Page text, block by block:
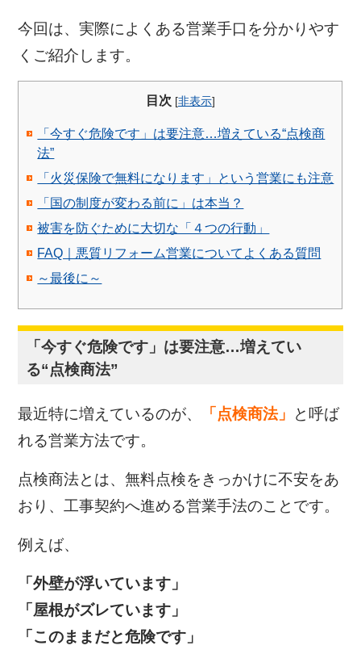
今回は、実際によくある営業手口を分かりやす
くご紹介します。
目次 [非表示]
「今すぐ危険です」は要注意…増えている“点検商
法”
「火災保険で無料になります」という営業にも注意
「国の制度が変わる前に」は本当？
被害を防ぐために大切な「４つの行動」
FAQ｜悪質リフォーム営業についてよくある質問
～最後に～
「今すぐ危険です」は要注意…増えてい
る“点検商法”
最近特に増えているのが、 「点検商法」
と呼ば
れる営業方法です。
点検商法とは、無料点検をきっかけに不安をあ
おり、工事契約へ進める営業手法のことです。
例えば、
「外壁が浮いています」
「屋根がズレています」
「このままだと危険です」